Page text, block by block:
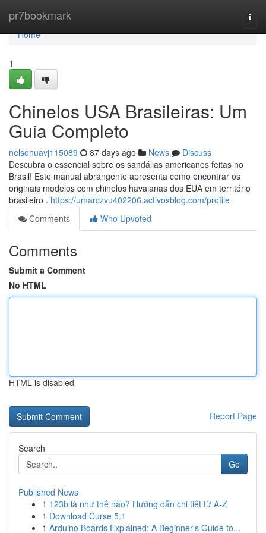
pr7bookmark
Home
Home
1
Chinelos USA Brasileiras: Um
Guia Completo
nelsonuavj115089 87 days ago News
Discuss
Descubra o essencial sobre os sandálias americanos feitas no
Brasil! Este manual abrangente apresenta como encontrar os
originais modelos com chinelos havaianas dos EUA em território
brasileiro . https://umarczvu402206.activosblog.com/profile
Comments
Who Upvoted
Comments
Submit a Comment
No HTML
HTML is disabled
Report Page
Search
Go
Published News
1 123b là như thế nào? Hướng dẫn chi tiết từ A-Z
1 Download Curse 5.1
1 Arduino Boards Explained: A Beginner's Guide to...